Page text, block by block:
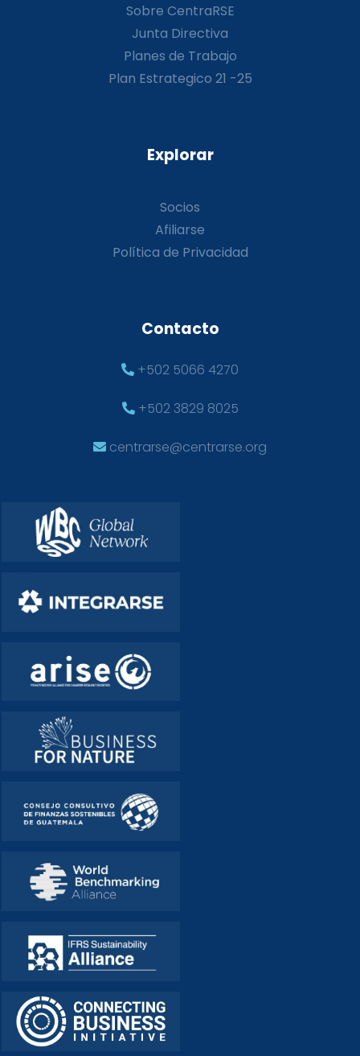
Sobre CentraRSE
Junta Directiva
Planes de Trabajo
Plan Estrategico 21 -25
Explorar
Socios
Afiliarse
Política de Privacidad
Contacto
+502 5066 4270
+502 3829 8025
centrarse@centrarse.org